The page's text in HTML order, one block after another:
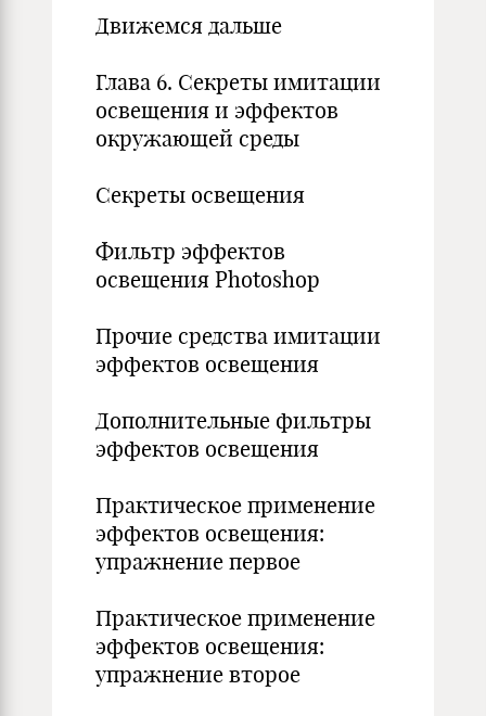
Движемся дальше
Глава 6. Секреты имитации
освещения и эффектов
окружающей среды
Секреты освещения
Фильтр эффектов
освещения Photoshop
Прочие средства имитации
эффектов освещения
Дополнительные фильтры
эффектов освещения
Практическое применение
эффектов освещения:
упражнение первое
Практическое применение
эффектов освещения:
упражнение второе